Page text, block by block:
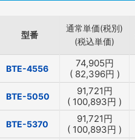
型番
通常単価(税別)
(税込単価)
BTE-4556 74,905円
( 82,396円 )
BTE-5050 91,721円
( 100,893円 )
BTE-5370 91,721円
( 100,893円 )